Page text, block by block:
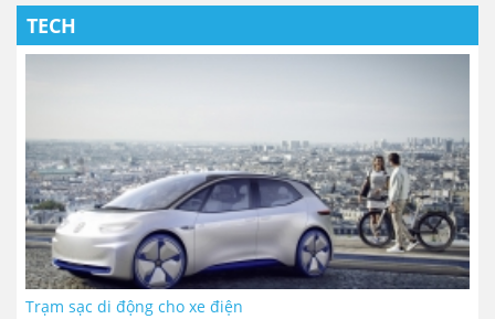
TECH
Trạm sạc di động cho xe điện